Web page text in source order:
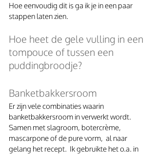
Hoe eenvoudig dit is ga ik je in een paar
stappen laten zien.
Hoe heet de gele vulling in een
tompouce of tussen een
puddingbroodje?
Banketbakkersroom
Er zijn vele combinaties waarin
banketbakkersroom in verwerkt wordt.
Samen met slagroom, botercrème,
mascarpone of de pure vorm,  al naar
gelang het recept.  Ik gebruikte het o.a. in